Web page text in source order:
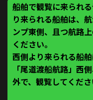
船舶で観覧に来られ
り来られる船舶は、
ンプ東側、且つ航路
ください。
西側より来られる船
「尾道渡船航路」西
外で、観覧してくださ